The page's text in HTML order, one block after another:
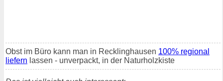
Obst im Büro kann man in Recklinghausen 100% regional
liefern lassen - unverpackt, in der Naturholzkiste